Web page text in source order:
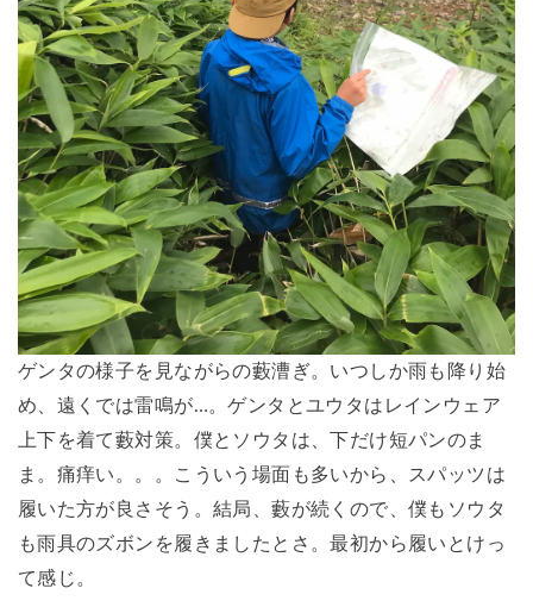
ゲンタの様子を見ながらの藪漕ぎ。いつしか雨も降り始
め、遠くでは雷鳴が…。ゲンタとユウタはレインウェア
上下を着て藪対策。僕とソウタは、下だけ短パンのま
ま。痛痒い。。。こういう場面も多いから、スパッツは
履いた方が良さそう。結局、藪が続くので、僕もソウタ
も雨具のズボンを履きましたとさ。最初から履いとけっ
て感じ。